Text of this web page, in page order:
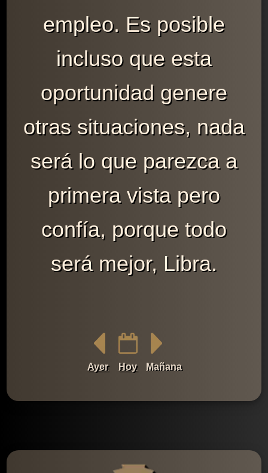
empleo. Es posible
incluso que esta
oportunidad genere
otras situaciones, nada
será lo que parezca a
primera vista pero
confía, porque todo
será mejor, Libra.
Ayer Hoy Mañana